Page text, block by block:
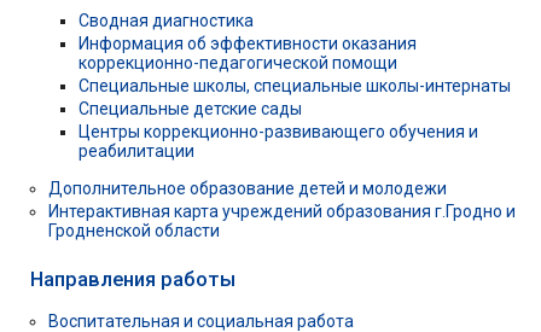
Сводная диагностика
Информация об эффективности оказания
коррекционно-педагогической помощи
Специальные школы, специальные школы-интернаты
Специальные детские сады
Центры коррекционно-развивающего обучения и
реабилитации
Дополнительное образование детей и молодежи
Интерактивная карта учреждений образования г.Гродно и
Гродненской области
Направления работы
Воспитательная и социальная работа